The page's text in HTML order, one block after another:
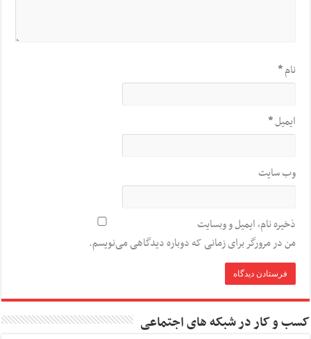
نام*
ایمیل*
وب‌ سایت
ذخیره نام، ایمیل و وبسایت
من در مرورگر برای زمانی که دوباره دیدگاهی می‌نویسم.
کسب و کار در شبکه های اجتماعی